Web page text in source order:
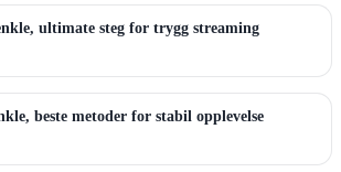
ultimate steg for trygg streaming
beste metoder for stabil opplevelse